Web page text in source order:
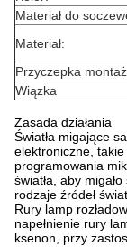
Materiał do
Materiał:
Przyczepka
Wiązka
Zasada działania
Światła migające
elektroniczne,
programowania
światła, aby
rodzaje źródeł
Rury lamp
napełnienie rury
ksenon, przy